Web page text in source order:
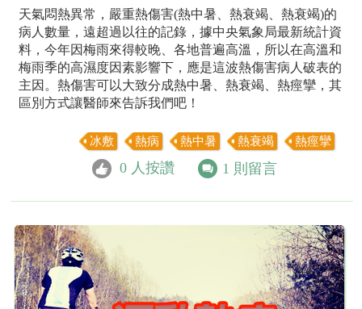
天氣悶熱異常，嚴重熱傷害(熱中暑、熱衰竭、熱衰竭)的
病人數量，遠超過以往的記錄，據中央氣象局最新統計資
料，今年因梅雨來得較晚、各地普遍高溫，所以在高溫和
梅雨季的高濕度因素影響下，應是這波熱傷害病人破表的
主因。熱傷害可以大致分成熱中暑、熱衰竭、熱痙攣，其
區別方式讓醫師來告訴我們吧！
冰敷 熱病 熱中暑 熱衰竭 熱痙攣
0 人按讚 1 則留言